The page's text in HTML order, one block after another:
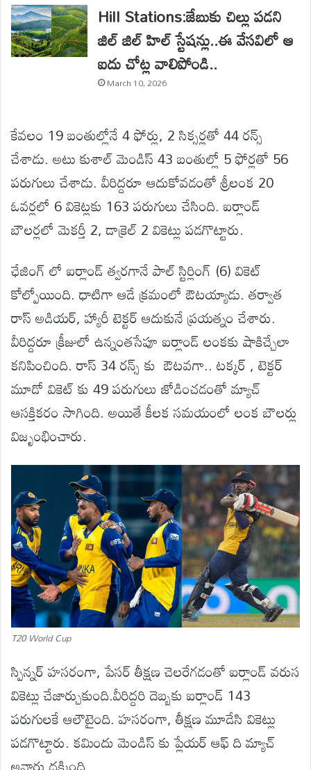
Hill Stations:జేబుకు చిల్లు పడని
జిల్ జిల్ హిల్ స్టేషన్లు..ఈ వేసవిలో ఆ
ఐదు చోట్ల వాలిపోండి..
March 10, 2026
కేవలం 19 బంతుల్లోనే 4 ఫోర్లు, 2 సిక్సర్లతో 44 రన్స్
చేశాడు. అటు కుశాల్ మెండిస్ 43 బంతుల్లో 5 ఫోర్లతో 56
పరుగులు చేశాడు. వీరిద్దరూ ఆదుకోవడంతో శ్రీలంక 20
ఓవర్లలో 6 వికెట్లకు 163 పరుగులు చేసింది. ఐర్లాండ్
బౌలర్లలో మెకర్తీ 2, డాక్రెల్ 2 వికెట్లు పడగొట్టారు.
ఛేజింగ్ లో ఐర్లాండ్ త్వరగానే పాల్ స్టిర్లింగ్ (6) వికెట్
కోల్పోయింది. ధాటిగా ఆడే క్రమంలో ఔటయ్యాడు. తర్వాత
రాస్ అడియర్, హ్యారీ టెక్టర్ ఆదుకునే ప్రయత్నం చేశారు.
వీరిద్దరూ క్రీజులో ఉన్నంతసేపూ ఐర్లాండ్ లంకకు షాకిచ్చేలా
కనిపించింది. రాస్ 34 రన్స్ కు ఔటవగా.. టక్కర్ , టెక్టర్
మూడో వికెట్ కు 49 పరుగులు జోడించడంతో మ్యాచ్
ఆసక్తికరం సాగింది. అయితే కీలక సమయంలో లంక బౌలర్లు
విజృంభించారు.
T20 World Cup
స్పిన్నర్ హసరంగా, పేసర్ తీక్షణ చెలరేగడంతో ఐర్లాండ్ వరుస
వికెట్లు చేజార్చుకుంది.వీరిద్దరి దెబ్బకు ఐర్లాండ్ 143
పరుగులకే ఆలౌటైంది. హసరంగా, తీక్షణ మూడేసి వికెట్లు
పడగొట్టారు. కమిందు మెండిస్ కు ప్లేయర్ ఆఫ్ ది మ్యాచ్